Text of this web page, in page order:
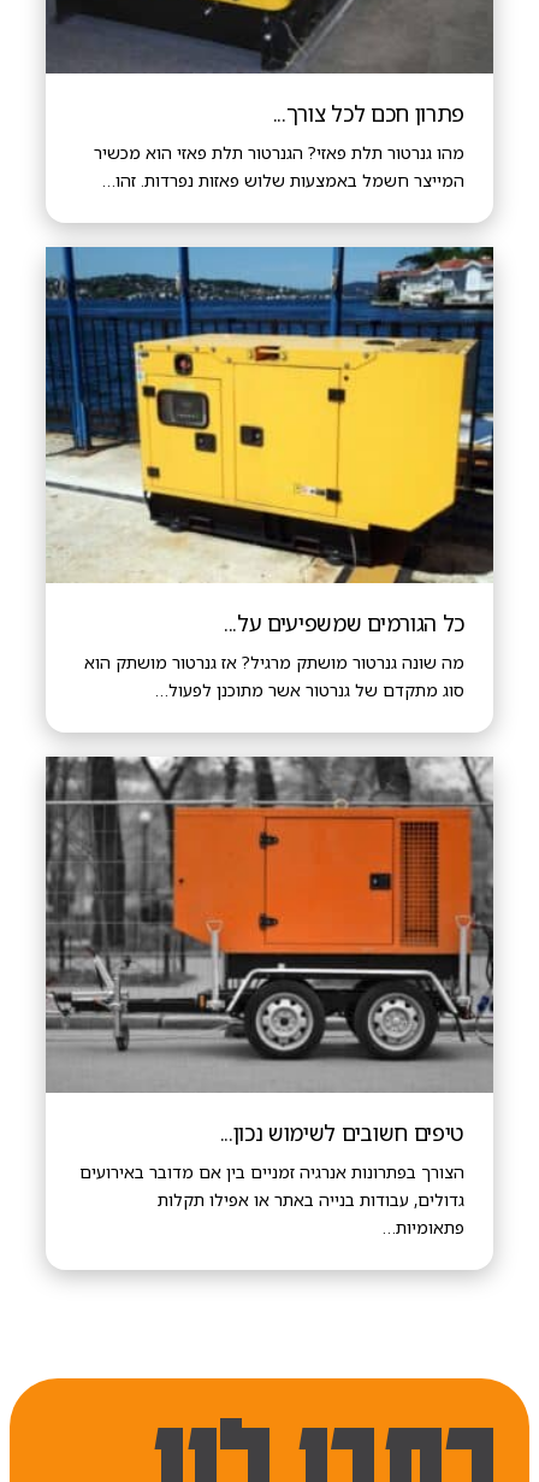
פתרון חכם לכל צורך...
מהו גנרטור תלת פאזי? הגנרטור תלת פאזי הוא מכשיר
המייצר חשמל באמצעות שלוש פאזות נפרדות. זהו…
כל הגורמים שמשפיעים על...
מה שונה גנרטור מושתק מרגיל? אז גנרטור מושתק הוא
סוג מתקדם של גנרטור אשר מתוכנן לפעול…
טיפים חשובים לשימוש נכון...
הצורך בפתרונות אנרגיה זמניים בין אם מדובר באירועים
גדולים, עבודות בנייה באתר או אפילו תקלות
פתאומיות…